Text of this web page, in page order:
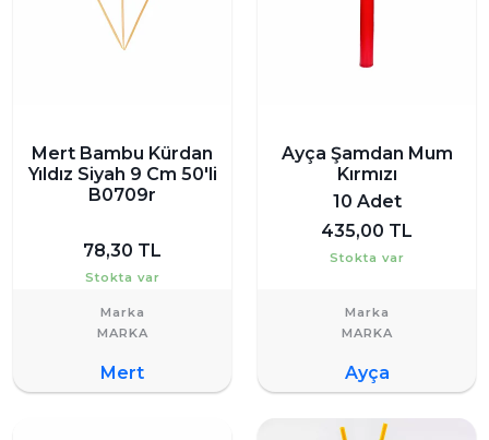
Mert Bambu Kürdan
Yıldız Siyah 9 Cm 50'li
B0709r
78,30 TL
Stokta var
Marka
Mert
Ayça Şamdan Mum
Kırmızı
10 Adet
435,00 TL
Stokta var
Marka
Ayça